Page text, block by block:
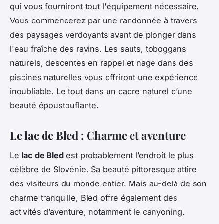
qui vous fourniront tout l'équipement nécessaire.
Vous commencerez par une randonnée à travers
des paysages verdoyants avant de plonger dans
l'eau fraîche des ravins. Les sauts, toboggans
naturels, descentes en rappel et nage dans des
piscines naturelles vous offriront une expérience
inoubliable. Le tout dans un cadre naturel d’une
beauté époustouflante.
Le lac de Bled : Charme et aventure
Le lac de Bled est probablement l’endroit le plus
célèbre de Slovénie. Sa beauté pittoresque attire
des visiteurs du monde entier. Mais au-delà de son
charme tranquille, Bled offre également des
activités d’aventure, notamment le canyoning.